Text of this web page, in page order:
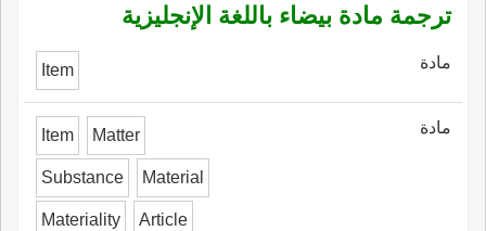
ترجمة مادة بيضاء باللغة الإنجليزية
مادة Item
مادة Item Matter
Substance Material
Materiality Article